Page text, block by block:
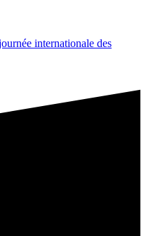
internationale des